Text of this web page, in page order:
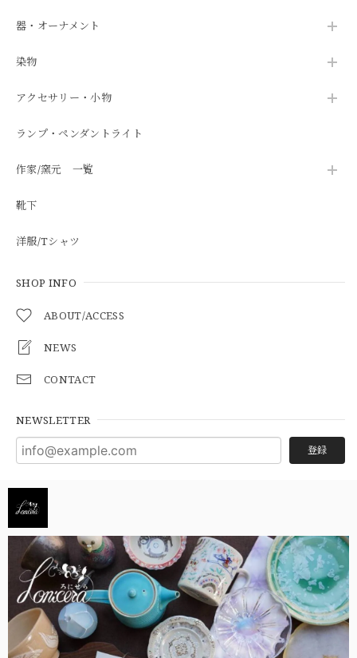
器・オーナメント
染物
アクセサリー・小物
ランプ・ペンダントライト
作家/窯元 一覧
靴下
洋服/Tシャツ
SHOP INFO
ABOUT/ACCESS
NEWS
CONTACT
NEWSLETTER
登録